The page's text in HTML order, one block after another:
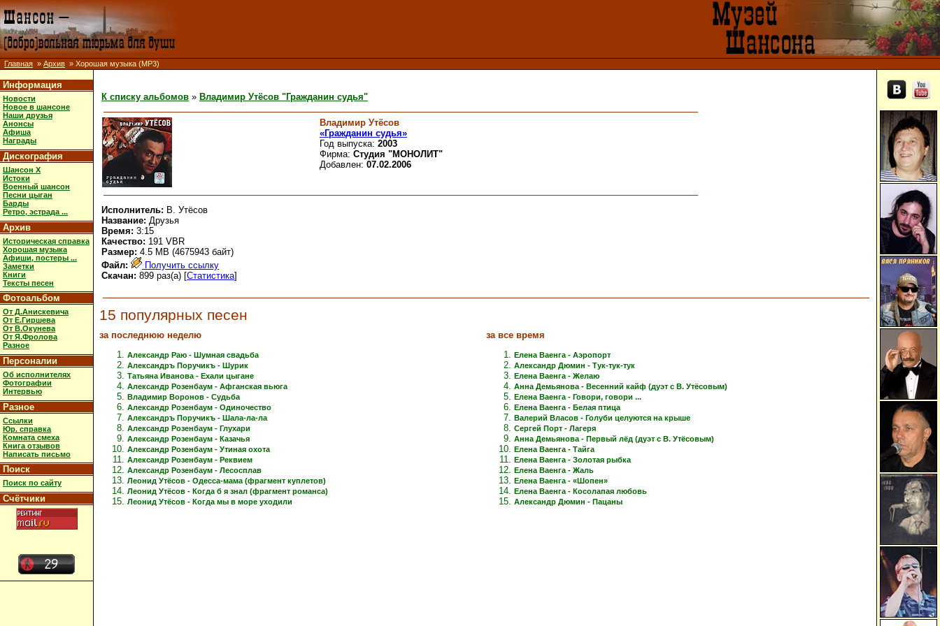
Главная » Архив » Хорошая музыка (MP3)
Информация
Новости
Новое в шансоне
Наши друзья
Анонсы
Афиша
Награды
Дискография
Шансон X
Истоки
Военный шансон
Песни цыган
Барды
Ретро, эстрада ...
Архив
Историческая справка
Хорошая музыка
Афиши, постеры ...
Заметки
Книги
Тексты песен
Фотоальбом
От Д.Анискевича
От Е.Гиршева
От В.Окунева
От Я.Фролова
Разное
Персоналии
Об исполнителях
Фотографии
Интервью
Разное
Ссылки
Юр. справка
Комната смеха
Книга отзывов
Написать письмо
Поиск
Поиск по сайту
Счётчики
К списку альбомов » Владимир Утёсов "Гражданин судья"
Владимир Утёсов
«Гражданин судья»
Год выпуска: 2003
Фирма: Студия "МОНОЛИТ"
Добавлен: 07.02.2006
Исполнитель: В. Утёсов
Название: Друзья
Время: 3:15
Качество: 191 VBR
Размер: 4.5 MB (4675943 байт)
Файл:
Получить ссылку
Скачан: 899 раз(а) [Статистика]
15 популярных песен
за последнюю неделю
Александр Раю - Шумная свадьба
Александръ Поручикъ - Шурик
Татьяна Иванова - Ехали цыгане
Александр Розенбаум - Афганская вьюга
Владимир Воронов - Судьба
Александр Розенбаум - Одиночество
Александръ Поручикъ - Шала-ла-ла
Александр Розенбаум - Глухари
Александр Розенбаум - Казачья
Александр Розенбаум - Утиная охота
Александр Розенбаум - Реквием
Александр Розенбаум - Лесосплав
Леонид Утёсов - Одесса-мама (фрагмент куплетов)
Леонид Утёсов - Когда б я знал (фрагмент романса)
Леонид Утёсов - Когда мы в море уходили
за все время
Елена Ваенга - Аэропорт
Александр Дюмин - Тук-тук-тук
Елена Ваенга - Желаю
Анна Демьянова - Весенний кайф (дуэт с В. Утёсовым)
Елена Ваенга - Говори, говори ...
Елена Ваенга - Белая птица
Валерий Власов - Голуби целуются на крыше
Сергей Порт - Лагеря
Анна Демьянова - Первый лёд (дуэт с В. Утёсовым)
Елена Ваенга - Тайга
Елена Ваенга - Золотая рыбка
Елена Ваенга - Жаль
Елена Ваенга - «Шопен»
Елена Ваенга - Косолапая любовь
Александр Дюмин - Пацаны